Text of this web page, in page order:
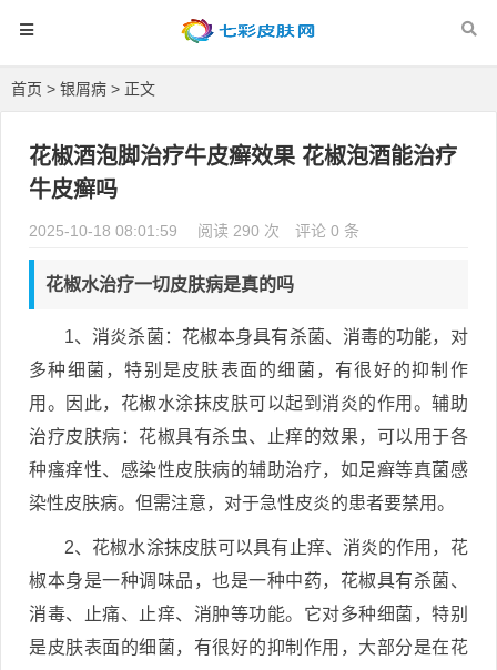
首页 > 银屑病 > 正文
花椒酒泡脚治疗牛皮癣效果 花椒泡酒能治疗
牛皮癣吗
2025-10-18 08:01:59 阅读 290 次 评论 0 条
花椒水治疗一切皮肤病是真的吗
1、消炎杀菌：花椒本身具有杀菌、消毒的功能，对
多种细菌，特别是皮肤表面的细菌，有很好的抑制作
用。因此，花椒水涂抹皮肤可以起到消炎的作用。辅助
治疗皮肤病：花椒具有杀虫、止痒的效果，可以用于各
种瘙痒性、感染性皮肤病的辅助治疗，如足癣等真菌感
染性皮肤病。但需注意，对于急性皮炎的患者要禁用。
2、花椒水涂抹皮肤可以具有止痒、消炎的作用，花
椒本身是一种调味品，也是一种中药，花椒具有杀菌、
消毒、止痛、止痒、消肿等功能。它对多种细菌，特别
是皮肤表面的细菌，有很好的抑制作用，大部分是在花